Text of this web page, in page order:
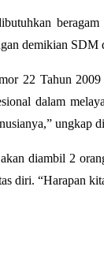
demikian
22 Tahun
dalam
ungkap
diambil 2
diri. “Harapan